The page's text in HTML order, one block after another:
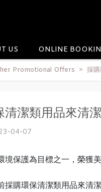
US ONLINE
Promotional Offers 採
清潔類用品來清
04-07
境保護為目標之一，榮
採購環保清潔類用品來清